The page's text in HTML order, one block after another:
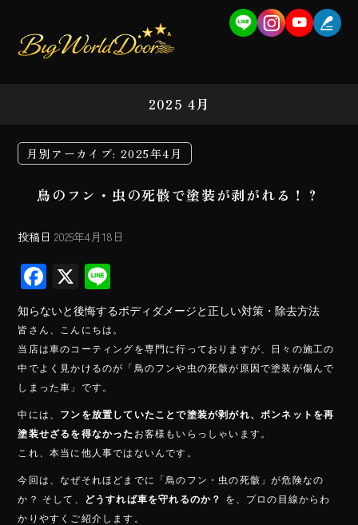
2025 4月
月別アーカイブ: 2025年4月
鳥のフン・虫の死骸で塗装が剥がれる！？
投稿日 2025年4月18日
F
ac
e
b
o
ok
X
ne
知らないと後悔するボディダメージと正しい対策・除去方法
皆さん、こんにちは。
当店は車のコーティングを専門に行っておりますが、日々の施工の
中でよく見かけるのが「鳥のフンや虫の死骸が原因で塗装が傷んで
しまった車」です。
中には、 フンを放置していたことで塗装が剥がれ、ボンネットを再
塗装せざるを得なかった お客様もいらっしゃいます。
これ、本当に他人事ではないんです。
今回は、なぜそれほどまでに「鳥のフン・虫の死骸」が危険なの
か？ そして、
どうすれば車を守れるのか？
を、プロの目線からわ
かりやすくご紹介します。